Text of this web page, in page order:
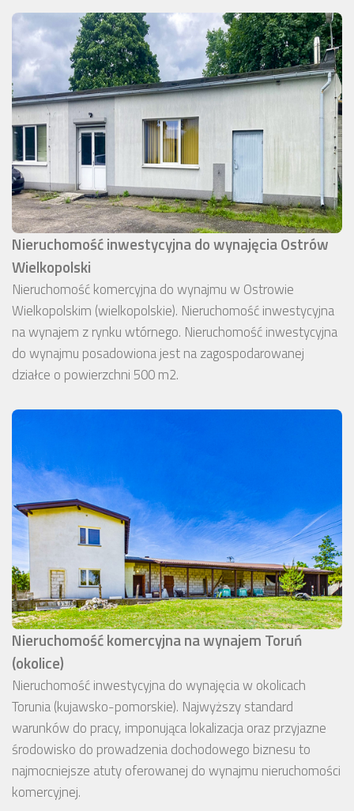
Nieruchomość inwestycyjna do wynajęcia Ostrów
Wielkopolski
Nieruchomość komercyjna do wynajmu w Ostrowie
Wielkopolskim (wielkopolskie). Nieruchomość inwestycyjna
na wynajem z rynku wtórnego. Nieruchomość inwestycyjna
do wynajmu posadowiona jest na zagospodarowanej
działce o powierzchni 500 m2.
Nieruchomość komercyjna na wynajem Toruń
(okolice)
Nieruchomość inwestycyjna do wynajęcia w okolicach
Torunia (kujawsko-pomorskie). Najwyższy standard
warunków do pracy, imponująca lokalizacja oraz przyjazne
środowisko do prowadzenia dochodowego biznesu to
najmocniejsze atuty oferowanej do wynajmu nieruchomości
komercyjnej.